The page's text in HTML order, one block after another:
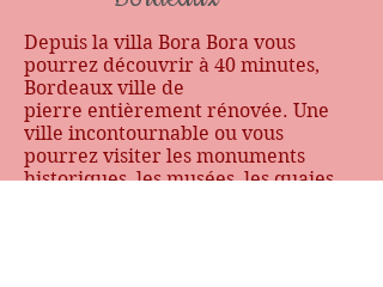
Depuis la villa Bora Bora vous
pourrez découvrir à 40 minutes,
Bordeaux ville de
pierre entièrement rénovée. Une
ville incontournable ou vous
pourrez visiter les monuments
historiques, les musées, les quaies